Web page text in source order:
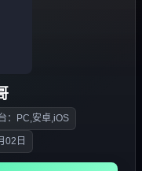
：PC,安卓,iOS
02日